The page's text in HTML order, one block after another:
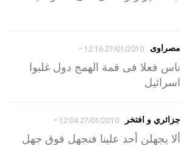
مصراوى 27/01/2010 12:16
-
ناس فعلا فى قمة الهمج دول غلبوا
اسرائيل
جزائري و افتخر 27/01/2010 12:04
-
ألا يجهلن أحد علينا فنجهل فوق جهل